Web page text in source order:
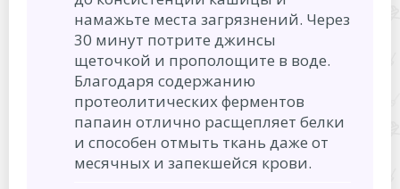
намажьте места загрязнений. Через
30 минут потрите джинсы
щеточкой и прополощите в воде.
Благодаря содержанию
протеолитических ферментов
папаин отлично расщепляет белки
и способен отмыть ткань даже от
месячных и запекшейся крови.